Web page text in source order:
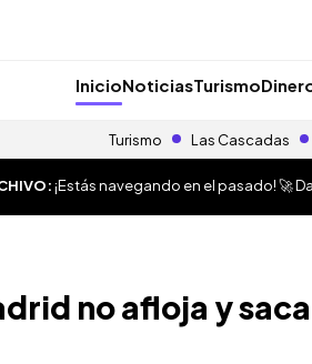
InicioNoticiasTurismo
Turismo Las Cascadas
¡Estás navegando en el pasado! 🚀
no afloja y